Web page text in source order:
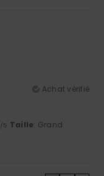
Achat vérifié
/5 Taille: Grand